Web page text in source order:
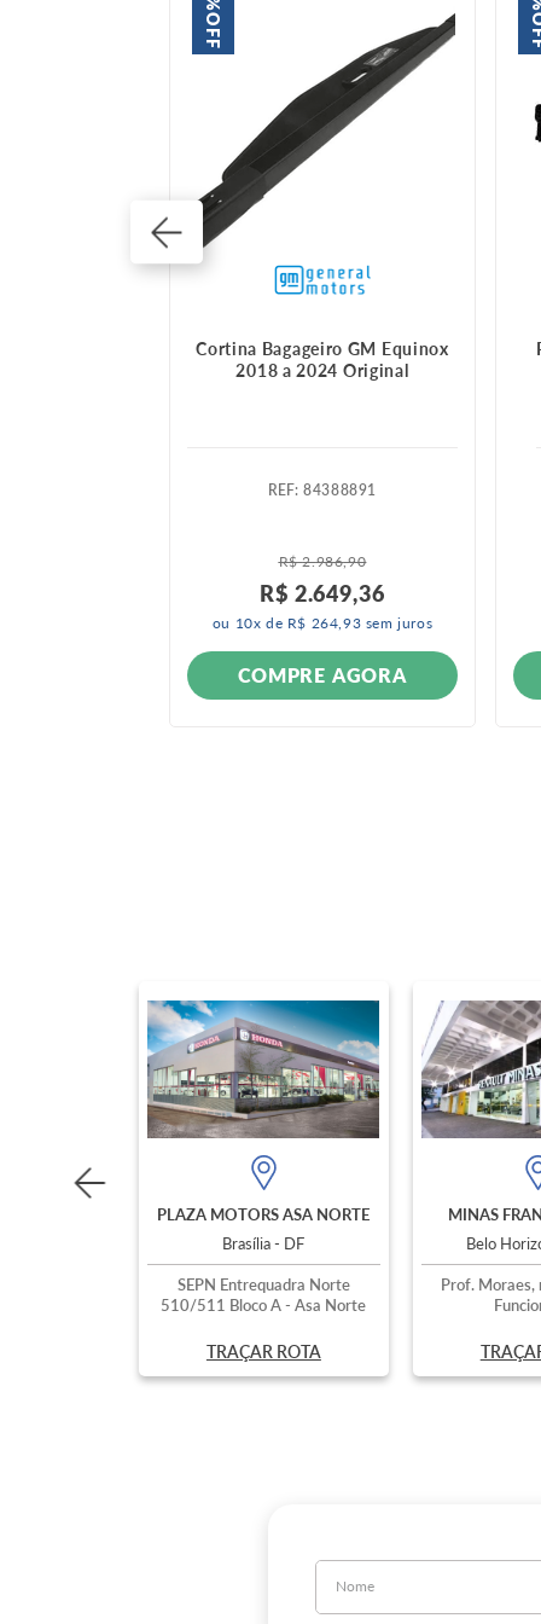
OFF
Cortina Bagageiro GM Equinox
2018 a 2024 Original
:84388891
R$ 2.986,90
R$ 2.649,36
ou 10x de R$ 264,93 sem juros
COMPRE AGORA
PLAZA MOTORS ASA NORTE
Brasília - DF
SEPN Entrequadra Norte
510/511 Bloco A - Asa Norte
TRAÇAR ROTA
MINAS
Belo
Prof. Moraes,